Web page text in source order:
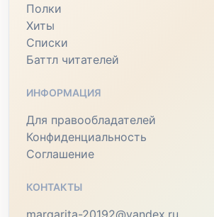
Полки
Хиты
Списки
Баттл читателей
ИНФОРМАЦИЯ
Для правообладателей
Конфиденциальность
Соглашение
КОНТАКТЫ